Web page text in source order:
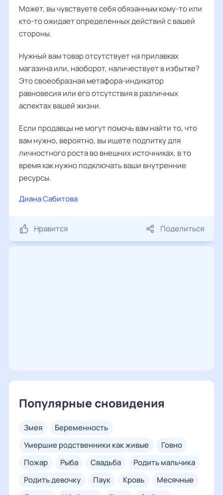
Может, вы чувствуете себя обязанным кому-то или
кто-то ожидает определенных действий с вашей
стороны.
Нужный вам товар отсутствует на прилавках
магазина или, наоборот, наличествует в избытке?
Это своеобразная метафора-индикатор
равновесия или его отсутствия в различных
аспектах вашей жизни.
Если продавцы не могут помочь вам найти то, что
вам нужно, вероятно, вы ищете подпитку для
личностного роста во внешних источниках, в то
время как нужно подключать ваши внутренние
ресурсы.
Диана Сабитова
Нравится Поделиться
Популярные сновидения
змея
беременность
умершие родственники как живые
говно
пожар
рыба свадьба
родить мальчика
родить девочку
паук кровь
месячные